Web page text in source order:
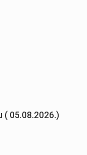
( 05.08.2026.)